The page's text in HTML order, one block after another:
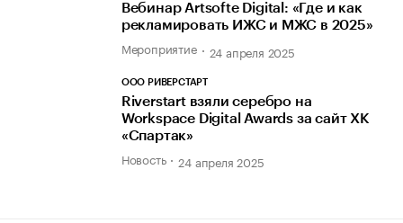
Вебинар Artsofte Digital: «Где и как
рекламировать ИЖС и МЖС в 2025»
Мероприятие 24 апреля 2025
ООО РИВЕРСТАРТ
Riverstart взяли серебро на
Workspace Digital Awards за сайт ХК
«Спартак»
Новость 24 апреля 2025